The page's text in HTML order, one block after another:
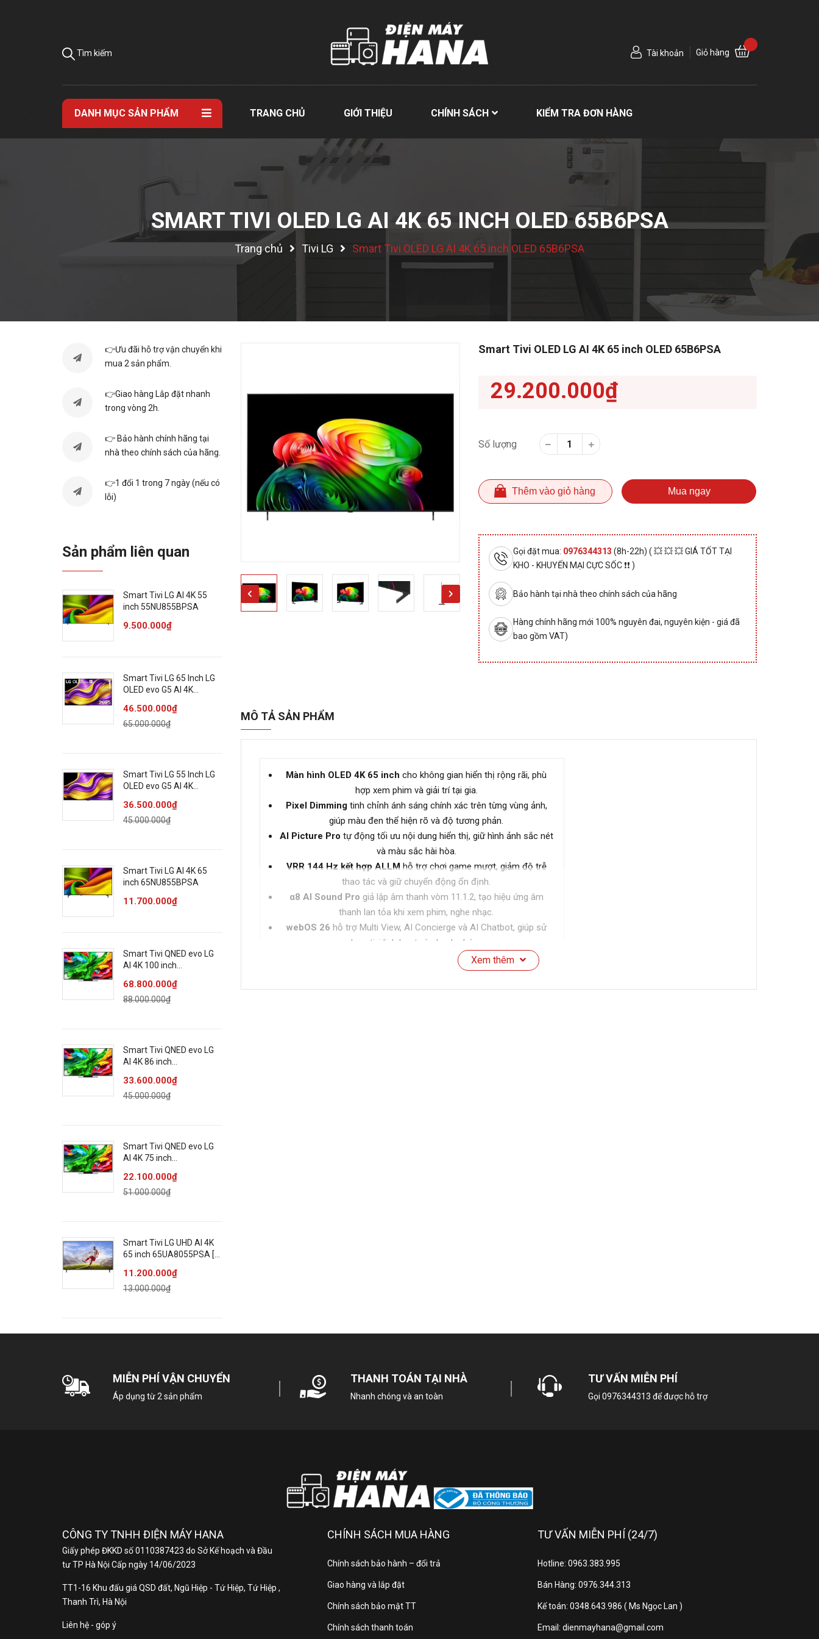
Tìm kiếm Tài khoản Giỏ hàng
DANH MỤC SẢN PHẨM TRANG CHỦ GIỚI THIỆU CHÍNH SÁCH KIỂM TRA ĐƠN HÀNG
SMART TIVI OLED LG AI 4K 65 INCH OLED 65B6PSA
Trang chủ Tivi LG Smart Tivi OLED LG AI 4K 65 inch OLED 65B6PSA
Smart Tivi OLED LG AI 4K 65 inch OLED 65B6PSA
29.200.000₫
Số lượng
Thêm vào giỏ hàng Mua ngay
Gọi đặt mua: 0976344313 (8h-22h) ( 💥 💥 💥 GIÁ TỐT TẠI
KHO - KHUYẾN MẠI CỰC SỐC ❗❗ )
Bảo hành tại nhà theo chính sách của hãng
Hàng chính hãng mới 100% nguyên đai, nguyên kiện - giá đã
bao gồm VAT)
MÔ TẢ SẢN PHẨM
Màn hình OLED 4K 65 inch cho không gian hiển thị rộng rãi, phù
hợp xem phim và giải trí tại gia.
Pixel Dimmingtinh chỉnh ánh sáng chính xác trên từng vùng ảnh,
giúp màu đen thể hiện rõ và độ tương phản.
AI Picture Pro tự động tối ưu nội dung hiển thị, giữ hình ảnh sắc nét
và màu sắc hài hòa.
VRR 144 Hz kết hợp ALLM hỗ trợ chơi game mượt, giảm độ trễ
thao tác và giữ chuyển động ổn định.
α8 AI Sound Pro giả lập âm thanh vòm 11.1.2, tạo hiệu ứng âm
thanh lan tỏa khi xem phim, nghe nhạc.
webOS 26 hỗ trợ Multi View, AI Concierge và AI Chatbot, giúp sử
dụng tivi linh hoạt và nhanh chóng.
Thông số kĩ thuật
Kết nối
Cổng LAN, Wifi
USB 2 cổng USB A
1 cổng Optical (Digital Audio), 1 cổng eARC (ARC)
Hệ điều
webOS 26
Xem thêm
👉Ưu đãi hỗ trợ vận chuyển khi
mua 2 sản phẩm.
👉Giao hàng Lắp đặt nhanh
trong vòng 2h.
👉 Bảo hành chính hãng tại
nhà theo chính sách của hãng.
👉1 đổi 1 trong 7 ngày (nếu có
lỗi)
Sản phẩm liên quan
Smart Tivi LG AI 4K 55
inch 55NU855BPSA
9.500.000₫
Smart Tivi LG 65 Inch LG
OLED evo G5 AI 4K
46.500.000₫
65.000.000₫
Smart Tivi LG 55 Inch LG
OLED evo G5 AI 4K
36.500.000₫
45.000.000₫
Smart Tivi LG AI 4K 65
inch 65NU855BPSA
11.700.000₫
Smart Tivi QNED evo LG
AI 4K 100 inch
68.800.000₫
88.000.000₫
Smart Tivi QNED evo LG
AI 4K 86 inch
33.600.000₫
45.000.000₫
Smart Tivi QNED evo LG
AI 4K 75 inch
22.100.000₫
51.000.000₫
Smart Tivi LG UHD AI 4K
65 inch 65UA8055PSA [
11.200.000₫
13.000.000₫
MIỄN PHÍ VẬN CHUYỂN
Áp dụng từ 2 sản phẩm
THANH TOÁN TẠI NHÀ
Nhanh chóng và an toàn
TƯ VẤN MIỄN PHÍ
Gọi 0976344313 để được hỗ trợ
CÔNG TY TNHH ĐIỆN MÁY HANA
Giấy phép ĐKKD số 0110387423 do Sở Kế hoạch và Đầu
tư TP Hà Nội Cấp ngày 14/06/2023
TT1-16 Khu đấu giá QSD đất, Ngũ Hiệp - Tứ Hiệp, Tứ Hiệp ,
Thanh Trì, Hà Nội
Liên hệ - góp ý
CHÍNH SÁCH MUA HÀNG
Chính sách bảo hành – đổi trả
Giao hàng và lắp đặt
Chính sách bảo mật TT
Chính sách thanh toán
TƯ VẤN MIỄN PHÍ (24/7)
Hotline: 0963.383.995
Bán Hàng: 0976.344.313
Kế toán: 0348.643.986 ( Ms Ngọc Lan )
Email: dienmayhana@gmail.com